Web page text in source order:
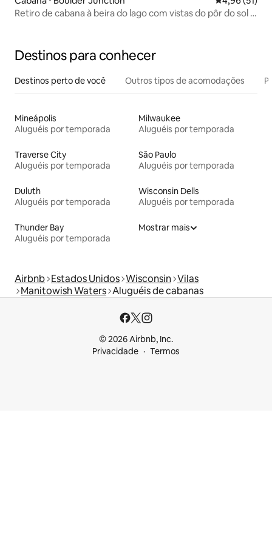
Retiro de cabana à beira do lago com vistas do pôr do sol 2
Destinos para conhecer
Destinos perto de você Outros tipos de acomodações
Mineápolis
Aluguéis por temporada
Milwaukee
Aluguéis por temporada
Traverse City
Aluguéis por temporada
São Paulo
Aluguéis por temporada
Duluth
Aluguéis por temporada
Wisconsin Dells
Aluguéis por temporada
Thunder Bay
Aluguéis por temporada
Mostrar mais
Airbnb Estados Unidos Wisconsin Vilas
Manitowish Waters Aluguéis de cabanas
© 2026 Airbnb, Inc.
Privacidade
Termos